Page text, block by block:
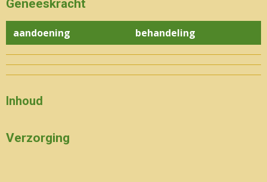
Geneeskracht
aandoening behandeling
Inhoud
Verzorging